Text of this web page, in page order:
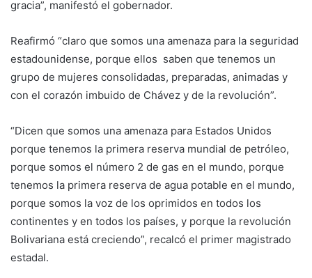
gracia”, manifestó el gobernador.
Reafirmó “claro que somos una amenaza para la seguridad
estadounidense, porque ellos saben que tenemos un
grupo de mujeres consolidadas, preparadas, animadas y
con el corazón imbuido de Chávez y de la revolución”.
“Dicen que somos una amenaza para Estados Unidos
porque tenemos la primera reserva mundial de petróleo,
porque somos el número 2 de gas en el mundo, porque
tenemos la primera reserva de agua potable en el mundo,
porque somos la voz de los oprimidos en todos los
continentes y en todos los países, y porque la revolución
Bolivariana está creciendo”, recalcó el primer magistrado
estadal.